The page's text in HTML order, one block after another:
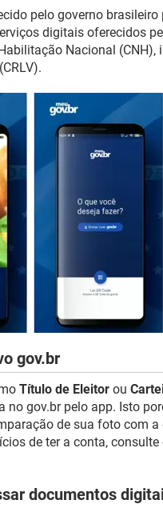
pelo governo
digitais oferecidos
Nacional
gov.br
Título de Eleitor ou
no gov.br pelo app. Isto
de sua foto com
de ter a conta,
documentos